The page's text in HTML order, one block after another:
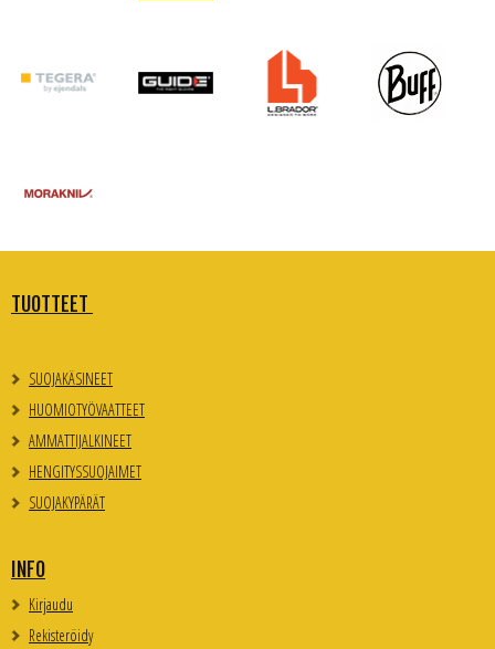
TUOTTEET
SUOJAKÄSINEET
HUOMIOTYÖVAATTEET
AMMATTIJALKINEET
HENGITYSSUOJAIMET
SUOJAKYPÄRÄT
INFO
Kirjaudu
Rekisteröidy